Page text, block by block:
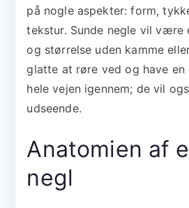
på nogle aspekter: form,
tekstur. Sunde negle vil være
og størrelse uden kamme
glatte at røre ved og have en
hele vejen igennem; de vil
udseende.
Anatomien af
negl